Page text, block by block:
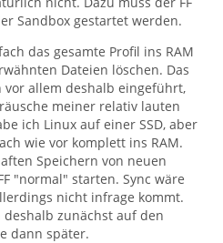
Sandbox gestartet werden.
das gesamte Profil ins RAM
Dateien löschen. Das
vor allem deshalb eingeführt,
meiner relativ lauten
ich Linux auf einer SSD, aber
wie vor komplett ins RAM.
Speichern von neuen
"normal" starten. Sync wäre
nicht infrage kommt.
deshalb zunächst auf den
dann später.